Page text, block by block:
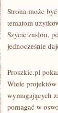
Strona może
tematom
Szycie zasłon,
jednocześnie
Proszkic.pl
Wiele
wymagających
pomagać w